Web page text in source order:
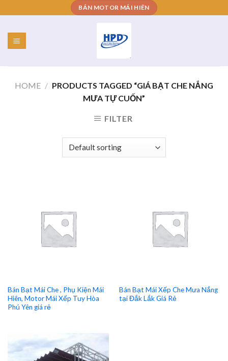
to
content
BÁN MOTOR MÁI HIÊN
HOME / PRODUCTS TAGGED “GIÁ BẠT CHE NẮNG
MƯA TỰ CUỐN”
FILTER
Bán Bạt Mái Che , Phụ Kiện Mái
Hiên, Motor Mái Xếp Tuy Hòa
Phú Yên giá rẻ
Bán Bạt Mái Xếp Che Mưa Nắng
tại Đắk Lắk Giá Rẻ